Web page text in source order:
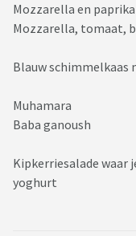
Mozzarella en paprika
Mozzarella, tomaat,
Blauw schimmelkaas
Muhamara
Baba ganoush
Kipkerriesalade waar
yoghurt